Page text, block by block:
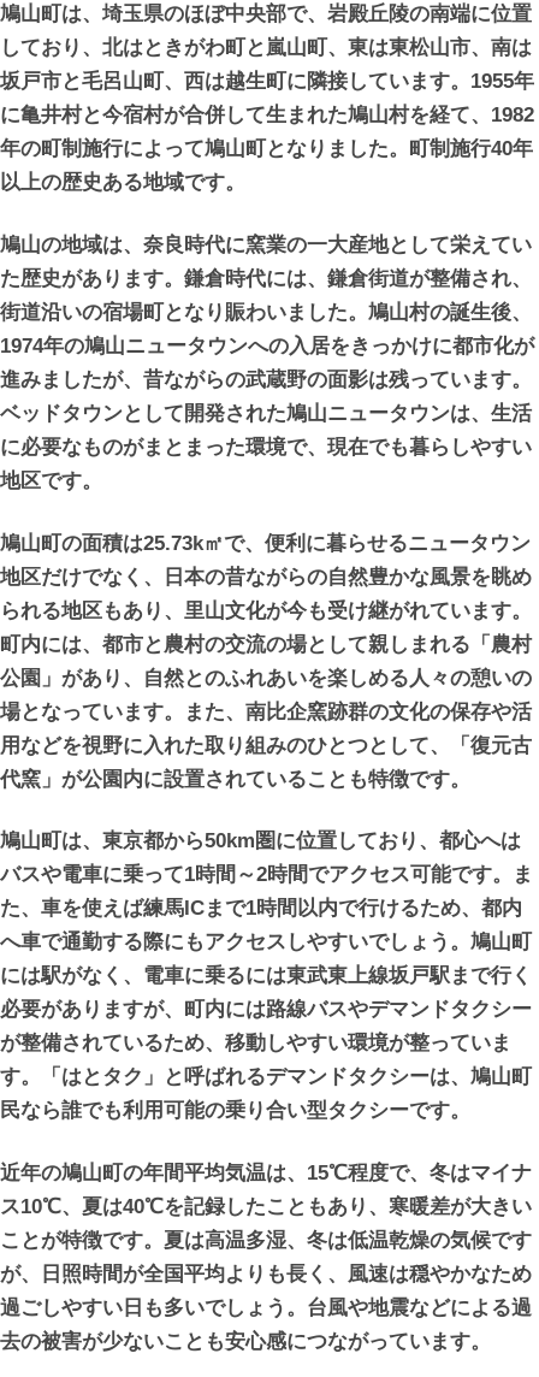
鳩山町は、埼玉県のほぼ中央部で、岩殿丘陵の南端に位置
しており、北はときがわ町と嵐山町、東は東松山市、南は
坂戸市と毛呂山町、西は越生町に隣接しています。1955年
に亀井村と今宿村が合併して生まれた鳩山村を経て、1982
年の町制施行によって鳩山町となりました。町制施行40年
以上の歴史ある地域です。
鳩山の地域は、奈良時代に窯業の一大産地として栄えてい
た歴史があります。鎌倉時代には、鎌倉街道が整備され、
街道沿いの宿場町となり賑わいました。鳩山村の誕生後、
1974年の鳩山ニュータウンへの入居をきっかけに都市化が
進みましたが、昔ながらの武蔵野の面影は残っています。
ベッドタウンとして開発された鳩山ニュータウンは、生活
に必要なものがまとまった環境で、現在でも暮らしやすい
地区です。
鳩山町の面積は25.73k㎡で、便利に暮らせるニュータウン
地区だけでなく、日本の昔ながらの自然豊かな風景を眺め
られる地区もあり、里山文化が今も受け継がれています。
町内には、都市と農村の交流の場として親しまれる「農村
公園」があり、自然とのふれあいを楽しめる人々の憩いの
場となっています。また、南比企窯跡群の文化の保存や活
用などを視野に入れた取り組みのひとつとして、「復元古
代窯」が公園内に設置されていることも特徴です。
鳩山町は、東京都から50km圏に位置しており、都心へは
バスや電車に乗って1時間～2時間でアクセス可能です。ま
た、車を使えば練馬ICまで1時間以内で行けるため、都内
へ車で通勤する際にもアクセスしやすいでしょう。鳩山町
には駅がなく、電車に乗るには東武東上線坂戸駅まで行く
必要がありますが、町内には路線バスやデマンドタクシー
が整備されているため、移動しやすい環境が整っていま
す。「はとタク」と呼ばれるデマンドタクシーは、鳩山町
民なら誰でも利用可能の乗り合い型タクシーです。
近年の鳩山町の年間平均気温は、15℃程度で、冬はマイナ
ス10℃、夏は40℃を記録したこともあり、寒暖差が大きい
ことが特徴です。夏は高温多湿、冬は低温乾燥の気候です
が、日照時間が全国平均よりも長く、風速は穏やかなため
過ごしやすい日も多いでしょう。台風や地震などによる過
去の被害が少ないことも安心感につながっています。